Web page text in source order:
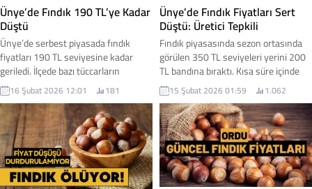
Ünye’de Fındık 190 TL’ye Kadar
Düştü
Ünye’de serbest piyasada fındık
fiyatları 190 TL seviyesine kadar
geriledi. İlçede bazı tüccarların
kilogram başına 210 TL’ye kadar alım
yaptığı belirtilirken, kimi kesimlerde
fiyatın 190 TL’ye kadar düşmesi
üreticiler tarafından hüzünle
karşılandı.
16 Şubat 2026 12:01 181
Ünye’de Fındık Fiyatları Sert
Düştü: Üretici Tepkili
Fındık piyasasında sezon ortasında
görülen 350 TL seviyeleri yerini 200
TL bandına bıraktı. Kısa süre içinde
yaşanan bu sert gerileme, üretici
cephesinde ciddi bir hayal kırıklığına
yol açtı. İşte serbest piyasada fındık
fiyatları...
15 Şubat 2026 01:59 1.062